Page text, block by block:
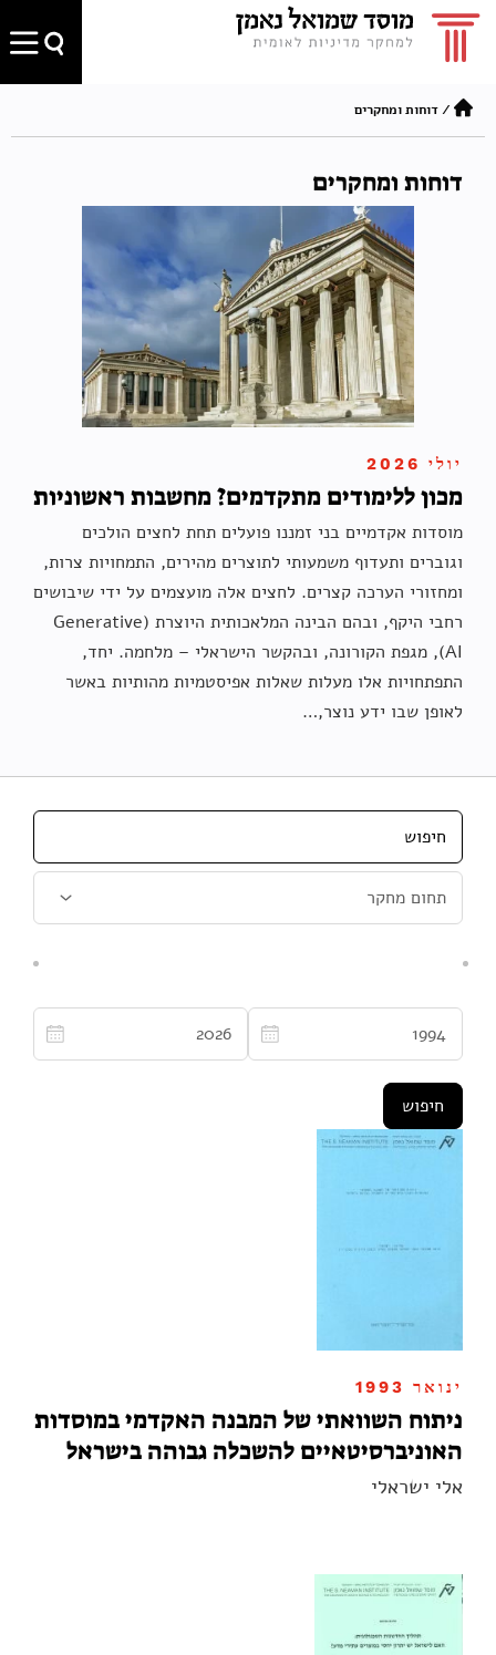
/דוחות ומחקרים
דוחות ומחקרים
יולי 2026
מכון ללימודים מתקדמים? מחשבות ראשוניות
מוסדות אקדמיים בני זמננו פועלים תחת לחצים הולכים
וגוברים ותעדוף משמעותי לתוצרים מהירים, התמחויות צרות,
ומחזורי הערכה קצרים. לחצים אלה מועצמים על ידי שיבושים
רחבי היקף, ובהם הבינה המלאכותית היוצרת (Generative
AI), מגפת הקורונה, ובהקשר הישראלי – מלחמה. יחד,
התפתחויות אלו מעלות שאלות אפיסטמיות מהותיות באשר
לאופן שבו ידע נוצר,…
ינואר 1993
ניתוח השוואתי של המבנה האקדמי במוסדות
האוניברסיטאיים להשכלה גבוהה בישראל
אלי ישראלי